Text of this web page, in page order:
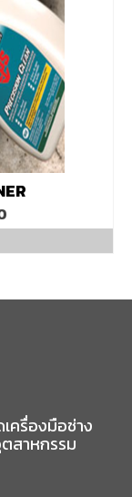
range:
฿440.00
ครื่องมือช่าง
สาหกรรม